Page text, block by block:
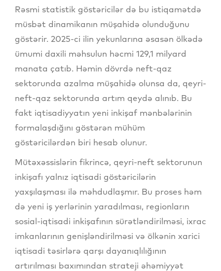
Rəsmi statistik göstəricilər də bu istiqamətdə
müsbət dinamikanın müşahidə olunduğunu
göstərir. 2025-ci ilin yekunlarına əsasən ölkədə
ümumi daxili məhsulun həcmi 129,1 milyard
manata çatıb. Həmin dövrdə neft-qaz
sektorunda azalma müşahidə olunsa da, qeyri-
neft-qaz sektorunda artım qeydə alınıb. Bu
fakt iqtisadiyyatın yeni inkişaf mənbələrinin
formalaşdığını göstərən mühüm
göstəricilərdən biri hesab olunur.
Mütəxəssislərin fikrincə, qeyri-neft sektorunun
inkişafı yalnız iqtisadi göstəricilərin
yaxşılaşması ilə məhdudlaşmır. Bu proses həm
də yeni iş yerlərinin yaradılması, regionların
sosial-iqtisadi inkişafının sürətləndirilməsi, ixrac
imkanlarının genişləndirilməsi və ölkənin xarici
iqtisadi təsirlərə qarşı dayanıqlılığının
artırılması baxımından strateji əhəmiyyət